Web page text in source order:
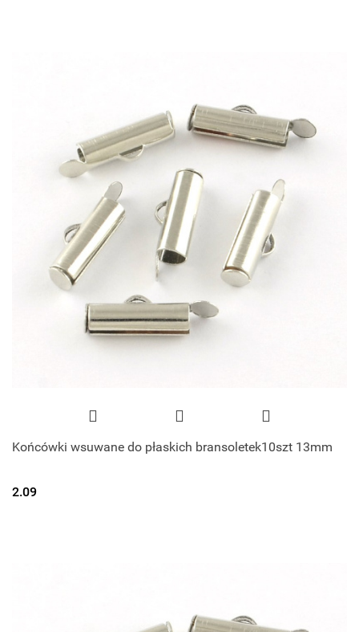
Końcówki wsuwane do płaskich bransoletek10szt 13mm
2.09